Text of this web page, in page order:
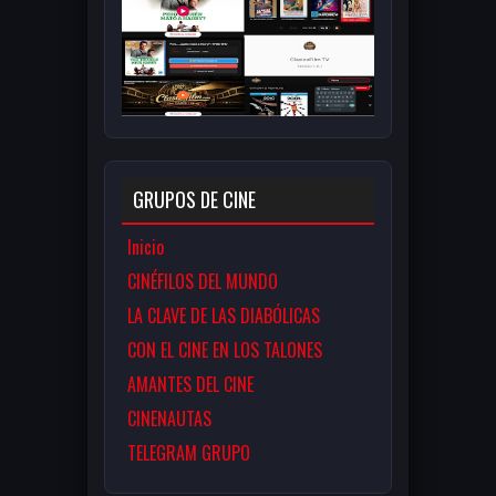
GRUPOS DE CINE
Inicio
CINÉFILOS DEL MUNDO
LA CLAVE DE LAS DIABÓLICAS
CON EL CINE EN LOS TALONES
AMANTES DEL CINE
CINENAUTAS
TELEGRAM GRUPO